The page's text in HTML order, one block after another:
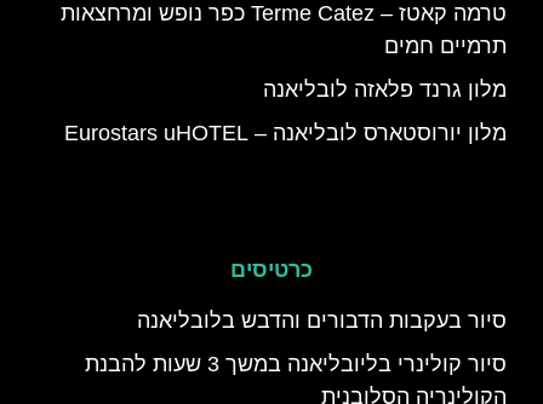
טרמה קאטז – Terme Catez כפר נופש ומרחצאות
תרמיים חמים
מלון גרנד פלאזה לובליאנה
מלון יורוסטארס לובליאנה – Eurostars uHOTEL
כרטיסים
סיור בעקבות הדבורים והדבש בלובליאנה
סיור קולינרי בליובליאנה במשך 3 שעות להבנת
הקולינריה הסלובנית